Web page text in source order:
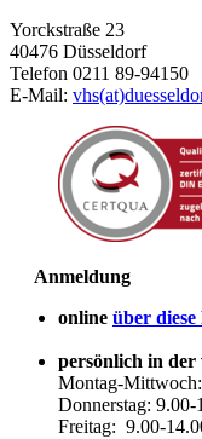
Yorckstraße 23
40476 Düsseldorf
Telefon 0211 89-94150
E-Mail:
Anmeldung
online über diese
persönlich in der
Montag-
Donnerstag:
Freitag: 9.00-